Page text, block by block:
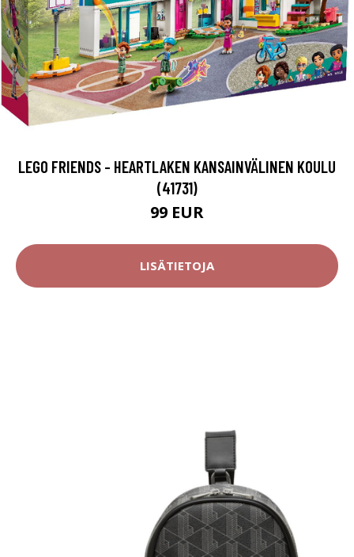
LEGO FRIENDS - HEARTLAKEN KANSAINVÄLINEN KOULU
(41731)
99 EUR
LISÄTIETOJA